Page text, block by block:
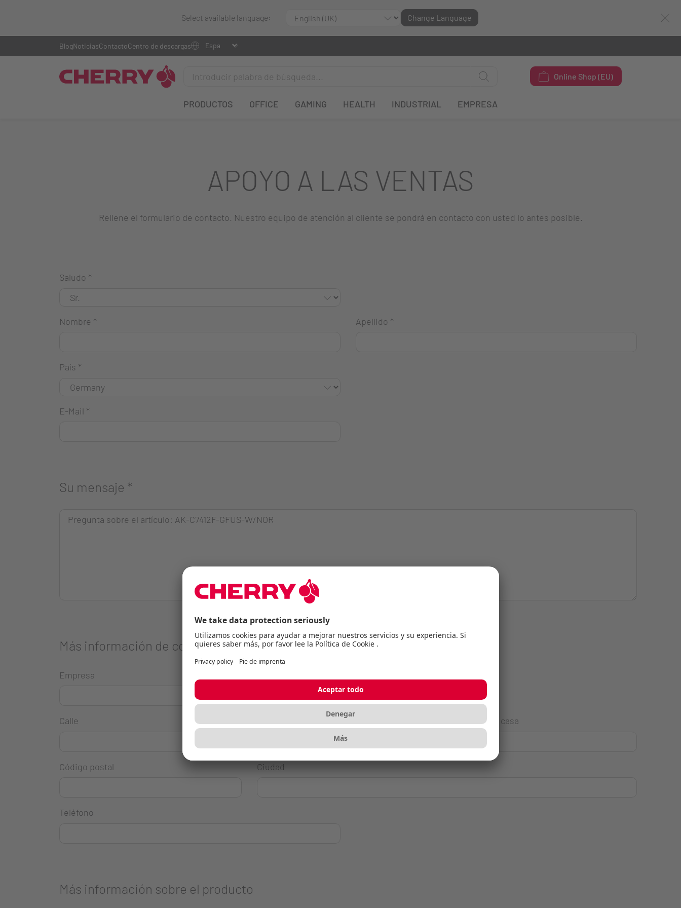
Select available language: Change Language
Online Shop (EU)
PRODUCTOS OFFICE GAMING HEALTH INDUSTRIAL EMPRESA
BlogNoticiasContactoCentro de descargas
APOYO A LAS VENTAS
Rellene el formulario de contacto. Nuestro equipo de atención al cliente se pondrá en contacto con usted lo antes posible.
Saludo *
Nombre * Apellido *
País *
E-Mail *
Su mensaje *
Más información de contacto
Empresa
Calle Número de casa
Código postal Ciudad
Teléfono
Más información sobre el producto